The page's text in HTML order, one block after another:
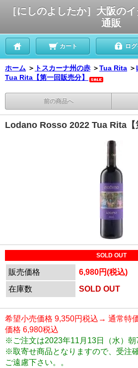
［にしのよしたか］大阪の
通販
カート ロ
ホーム ＞ トスカーナ州の赤 ＞Tua Rita ＞
Tua Rita【第一回販売分】
前の商品へ
Lodano Rosso 2022 Tua Rita【
SOLD OUT
販売価格
6,980円(税込)
在庫数
SOLD OUT
希望小売価格 9,350円税込→ 通常特
価格 6,980税込
※ご注文は2023年11月13日（水）朝
※取寄せ商品となりますので、受注
ご遠慮下さい。。